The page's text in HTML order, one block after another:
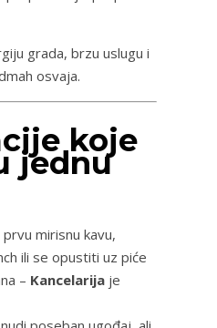
grada, brzu uslugu i
osvaja.
koje
jednu
mirisnu kavu,
ili se opustiti uz piće
– Kancelarija je